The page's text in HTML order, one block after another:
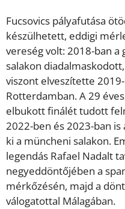
Fucsovics pályafutása
készülhetett, eddigi
vereség volt: 2018-ban a
salakon
viszont elveszítette
Rotterdamban. A 29
elbukott finálét tudott
2022-ben és 2023-ban
ki a müncheni salakon.
legendás Rafael Nadalt
negyeddöntőjében a
mérkőzésén, majd a
válogatottal Málagában.